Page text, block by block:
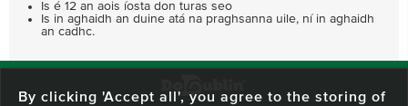
Is é 12 an aois íosta don turas seo
Is in aghaidh an duine atá na praghsanna uile, ní in aghaidh
an cadhc.
By clicking 'Accept all', you agree to the storing of